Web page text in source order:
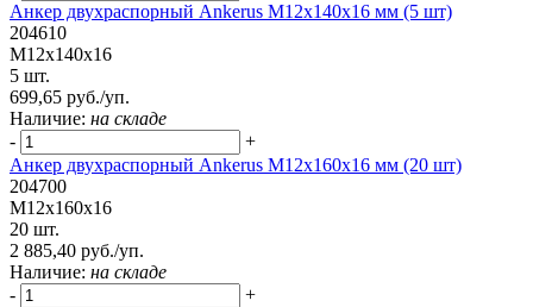
Анкер двухраспорный Ankerus М12х140х16 мм (5 шт)
204610
М12х140х16
5 шт.
699,65 руб./уп.
Наличие: на складе
-
+
Анкер двухраспорный Ankerus М12х160х16 мм (20 шт)
204700
М12х160х16
20 шт.
2 885,40 руб./уп.
Наличие: на складе
-
+